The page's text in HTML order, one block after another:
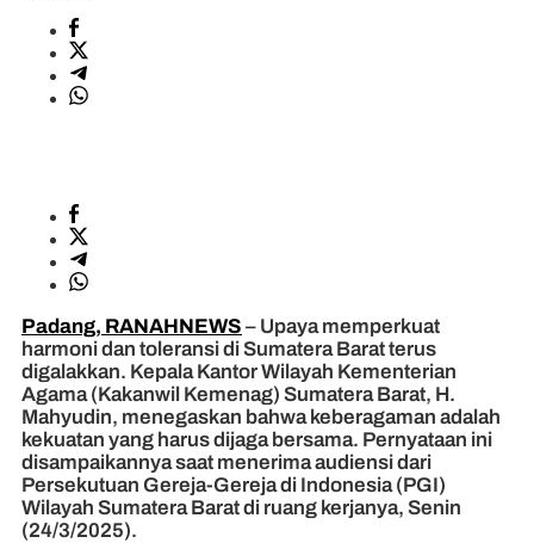
Padang, RANAHNEWS – Upaya memperkuat
harmoni dan toleransi di Sumatera Barat terus
digalakkan. Kepala Kantor Wilayah Kementerian
Agama (Kakanwil Kemenag) Sumatera Barat, H.
Mahyudin, menegaskan bahwa keberagaman adalah
kekuatan yang harus dijaga bersama. Pernyataan ini
disampaikannya saat menerima audiensi dari
Persekutuan Gereja-Gereja di Indonesia (PGI)
Wilayah Sumatera Barat di ruang kerjanya, Senin
(24/3/2025).